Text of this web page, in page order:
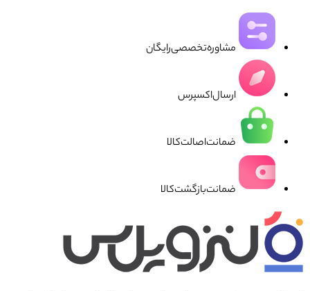
مشاوره‌تخصصی‌رایگان
ارسال‌اکسپرس
ضمانت‌اصالت‌کالا
ضمانت‌بازگشت‌کالا